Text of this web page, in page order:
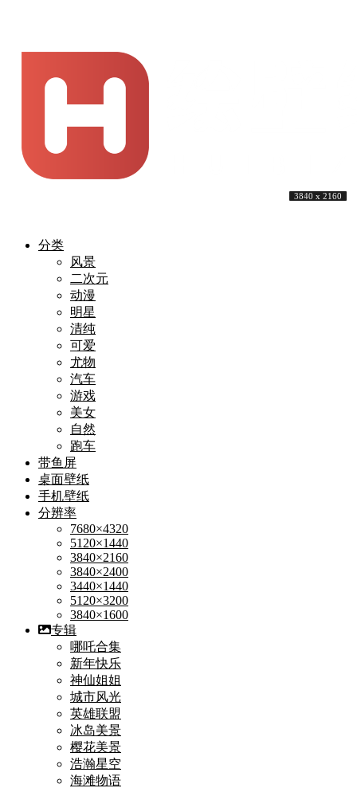
分类
风景
二次元
动漫
明星
清纯
可爱
尤物
汽车
游戏
美女
自然
跑车
带鱼屏
桌面壁纸
手机壁纸
分辨率
7680×4320
5120×1440
3840×2160
3840×2400
3440×1440
5120×3200
3840×1600
专辑
哪吒合集
新年快乐
神仙姐姐
城市风光
英雄联盟
冰岛美景
樱花美景
浩瀚星空
海滩物语
4096 x 2527
3840 x 2160
3840 x 2160
3840 x 2160
3840 x 2160
7680 x 4320
4320 x 2160
3840 x 2160
3840 x 2160
3840 x 2160